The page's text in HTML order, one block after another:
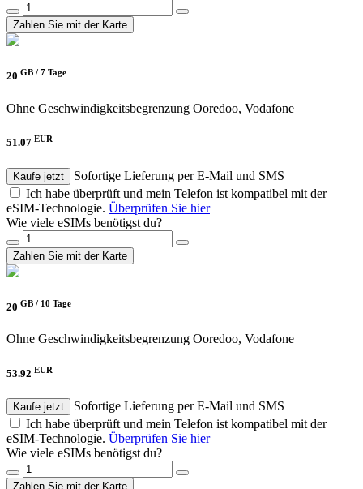
Zahlen Sie mit der Karte
20 GB / 7 Tage
Ohne Geschwindigkeitsbegrenzung Ooredoo, Vodafone
51.07 EUR
Kaufe jetzt
Sofortige Lieferung per E-Mail und SMS
Ich habe überprüft und mein Telefon ist kompatibel mit der
eSIM-Technologie. Überprüfen Sie hier
Wie viele eSIMs benötigst du?
Zahlen Sie mit der Karte
20 GB / 10 Tage
Ohne Geschwindigkeitsbegrenzung Ooredoo, Vodafone
53.92 EUR
Kaufe jetzt
Sofortige Lieferung per E-Mail und SMS
Ich habe überprüft und mein Telefon ist kompatibel mit der
eSIM-Technologie. Überprüfen Sie hier
Wie viele eSIMs benötigst du?
Zahlen Sie mit der Karte